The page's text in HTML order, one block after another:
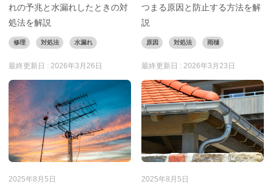
れの予兆と水漏れしたときの対
処法を解説
修理 対処法 水漏れ
最終更新日 : 2026年3月26日
つまる原因と防止する方法を解
説
原因 対処法 雨樋
最終更新日 :2026年3月23日
2025年8月5日 2025年8月5日